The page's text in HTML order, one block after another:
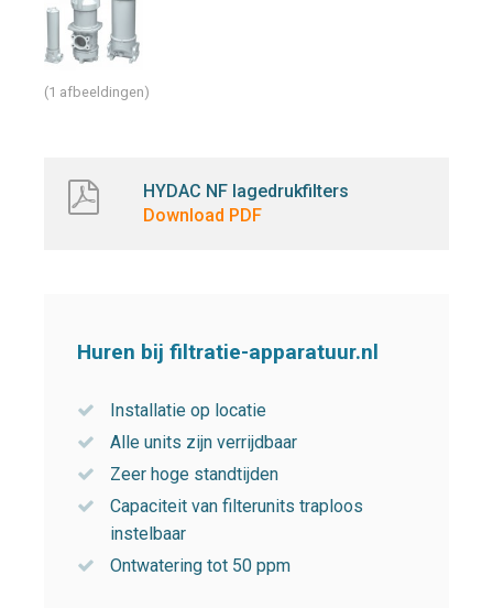
(1 afbeeldingen)
HYDAC NF lagedrukfilters
Download PDF
Huren bij filtratie-apparatuur.nl
Installatie op locatie
Alle units zijn verrijdbaar
Zeer hoge standtijden
Capaciteit van filterunits traploos
instelbaar
Ontwatering tot 50 ppm